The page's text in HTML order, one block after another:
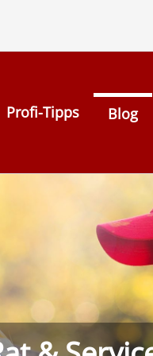
Profi-Tipps Blog